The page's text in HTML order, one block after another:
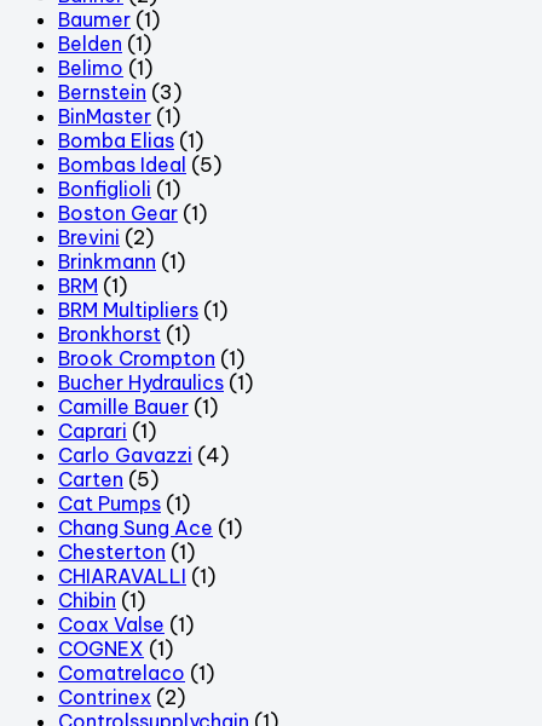
Baumer (1)
Belden (1)
Belimo (1)
Bernstein (3)
BinMaster (1)
Bomba Elias (1)
Bombas Ideal (5)
Bonfiglioli (1)
Boston Gear (1)
Brevini (2)
Brinkmann (1)
BRM (1)
BRM Multipliers (1)
Bronkhorst (1)
Brook Crompton (1)
Bucher Hydraulics (1)
Camille Bauer (1)
Caprari (1)
Carlo Gavazzi (4)
Carten (5)
Cat Pumps (1)
Chang Sung Ace (1)
Chesterton (1)
CHIARAVALLI (1)
Chibin (1)
Coax Valse (1)
COGNEX (1)
Comatrelaco (1)
Contrinex (2)
Controlssupplychain (1)